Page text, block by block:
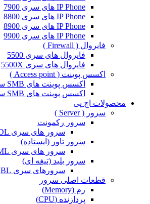
IP Phone های سری 7900
IP Phone های سری 8800
IP Phone های سری 8900
IP Phone های سری 9900
فایروال ( Firewall )
فایروال های سری 5500
فایروال های سری 5500X
اکسس پوینت ( Access point )
اکسس پوینت های SMB سری 300
اکسس پوینت های SMB سری 500
محصولات اچ پی
سرور ( Server )
سرور رکمونت
سرور های سری DL
سرور تاور (ایستاده)
سرور های سری ML
سرور بلید (تیغه ای)
سرورهای سری BL
قطعات اصلی سرور
رم (Memory)
پردازنده (CPU)